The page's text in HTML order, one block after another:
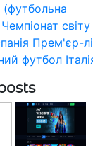
Чемпіонат світу
Прем'єр-
футбол